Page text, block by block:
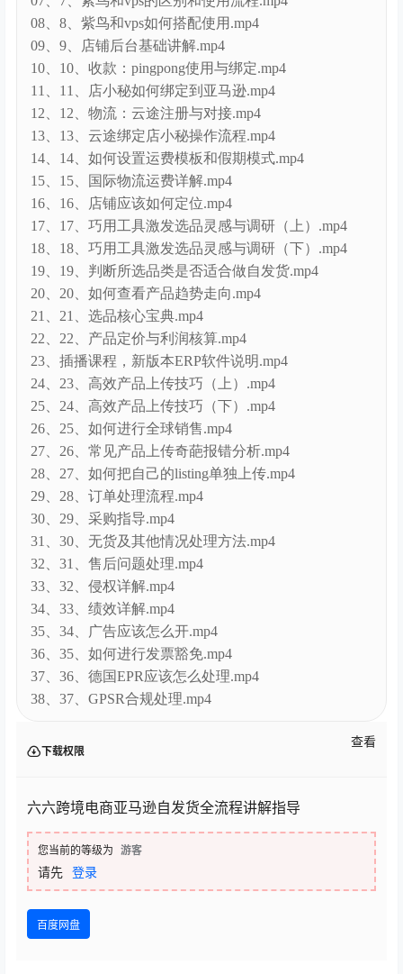
08、8、紫鸟和vps如何搭配使用.mp4
09、9、店铺后台基础讲解.mp4
10、10、收款：pingpong使用与绑定.mp4
11、11、店小秘如何绑定到亚马逊.mp4
12、12、物流：云途注册与对接.mp4
13、13、云途绑定店小秘操作流程.mp4
14、14、如何设置运费模板和假期模式.mp4
15、15、国际物流运费详解.mp4
16、16、店铺应该如何定位.mp4
17、17、巧用工具激发选品灵感与调研（上）.mp4
18、18、巧用工具激发选品灵感与调研（下）.mp4
19、19、判断所选品类是否适合做自发货.mp4
20、20、如何查看产品趋势走向.mp4
21、21、选品核心宝典.mp4
22、22、产品定价与利润核算.mp4
23、插播课程，新版本ERP软件说明.mp4
24、23、高效产品上传技巧（上）.mp4
25、24、高效产品上传技巧（下）.mp4
26、25、如何进行全球销售.mp4
27、26、常见产品上传奇葩报错分析.mp4
28、27、如何把自己的listing单独上传.mp4
29、28、订单处理流程.mp4
30、29、采购指导.mp4
31、30、无货及其他情况处理方法.mp4
32、31、售后问题处理.mp4
33、32、侵权详解.mp4
34、33、绩效详解.mp4
35、34、广告应该怎么开.mp4
36、35、如何进行发票豁免.mp4
37、36、德国EPR应该怎么处理.mp4
38、37、GPSR合规处理.mp4
下载权限
查看
六六跨境电商亚马逊自发货全流程讲解指导
您当前的等级为 游客
请先 登录
百度网盘